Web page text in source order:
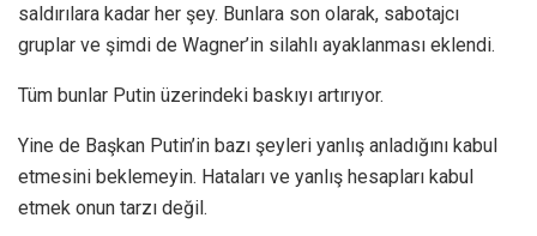
saldırılara kadar her şey. Bunlara son olarak, sabotajcı
gruplar ve şimdi de Wagner’in silahlı ayaklanması eklendi.
Tüm bunlar Putin üzerindeki baskıyı artırıyor.
Yine de Başkan Putin’in bazı şeyleri yanlış anladığını kabul
etmesini beklemeyin. Hataları ve yanlış hesapları kabul
etmek onun tarzı değil.